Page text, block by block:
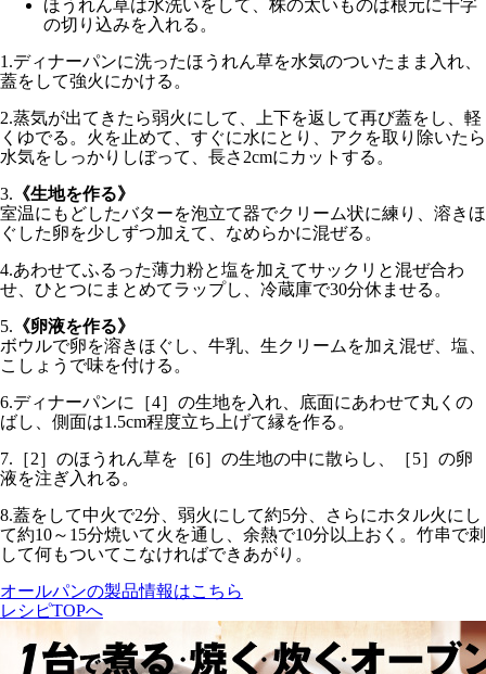
ほうれん草は水洗いをして、株の太いものは根元に十字
の切り込みを入れる。
1.ディナーパンに洗ったほうれん草を水気のついたまま入れ、
蓋をして強火にかける。
2.蒸気が出てきたら弱火にして、上下を返して再び蓋をし、軽
くゆでる。火を止めて、すぐに水にとり、アクを取り除いたら
水気をしっかりしぼって、長さ2cmにカットする。
3. 《生地を作る》
室温にもどしたバターを泡立て器でクリーム状に練り、溶きほ
ぐした卵を少しずつ加えて、なめらかに混ぜる。
4.あわせてふるった薄力粉と塩を加えてサックリと混ぜ合わ
せ、ひとつにまとめてラップし、冷蔵庫で30分休ませる。
5. 《卵液を作る》
ボウルで卵を溶きほぐし、牛乳、生クリームを加え混ぜ、塩、
こしょうで味を付ける。
6.ディナーパンに［4］の生地を入れ、底面にあわせて丸くの
ばし、側面は1.5cm程度立ち上げて縁を作る。
7. ［2］のほうれん草を［6］の生地の中に散らし、［5］の卵
液を注ぎ入れる。
8.蓋をして中火で2分 弱火にして約5分 、さらにホタル火にし
て約10～15分焼いて火を通し、 余熱で10分以上おく。竹串で刺
して何もついてこなければできあがり。
オールパンの製品情報はこちら
レシピTOPへ